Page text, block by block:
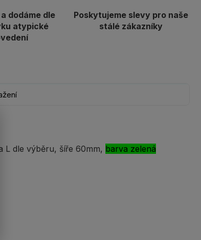
dodáme dle
atypické
Poskytujeme slevy pro naše
stálé zákazníky
dle výběru, šíře 60mm, barva zelená